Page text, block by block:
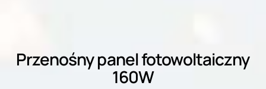
Przenośny panel fotowoltaiczny
160W